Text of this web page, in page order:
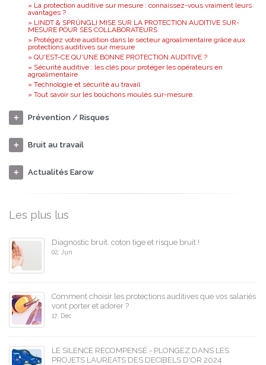
» La protection auditive sur mesure : connaissez-vous vraiment leurs
avantages ?
» LINDT & SPRÜNGLI MISE SUR LA PROTECTION AUDITIVE SUR-
MESURE POUR SES COLLABORATEURS
» Protégez votre audition dans le secteur agroalimentaire grâce aux
protections auditives sur mesure
» QU'EST-CE QU'UNE BONNE PROTECTION AUDITIVE ?
» Sécurité auditive : les clés pour protéger les opérateurs en
agroalimentaire
» Technologie et sécurité au travail
» Tout savoir sur les bouchons moulés sur-mesure.
Prévention / Risques
Bruit au travail
Actualités Earow
Les plus lus
Diagnostic bruit, coton tige et risque bruit !
02, Jun
Comment choisir les protections auditives que vos salariés
vont porter et adorer ?
17, Dec
LE SILENCE RECOMPENSÉ - PLONGEZ DANS LES
PROJETS LAUREATS DES DECIBELS D'OR 2024